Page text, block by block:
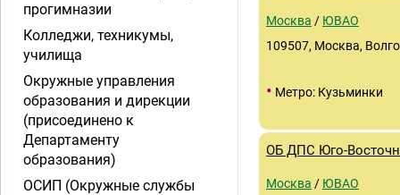
Москва / ЮВАО
109507, Москва,
• Метро: Кузьминки
ОБ ДПС Юго-
Москва / ЮВАО
прогимназии
Колледжи, техникумы,
училища
Окружные управления
образования и дирекции
(присоединено к
Департаменту
образования)
ОСИП (Окружные службы